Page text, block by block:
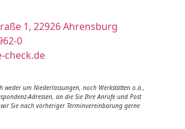
1, 22926 Ahrensburg
0
check.de
weder um Niederlassungen, noch Werkstätten o.ä.,
Adressen, an die Sie Ihre Anrufe und Post
Sie nach vorheriger Terminvereinbarung gerne